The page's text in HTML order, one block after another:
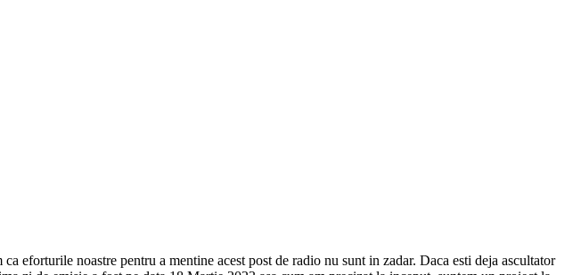
eforturile noastre pentru a mentine acest post de radio nu sunt in zadar. Daca esti deja ascultator